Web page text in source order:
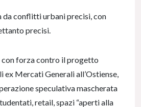
da conflitti urbani precisi, con
precisi.
con forza contro il progetto
Mercati Generali all’Ostiense,
speculativa mascherata
retail, spazi “aperti alla